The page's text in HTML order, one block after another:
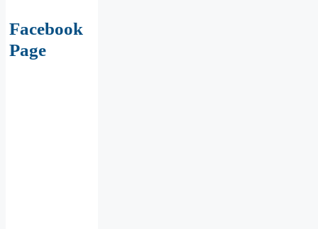
Facebook
Page